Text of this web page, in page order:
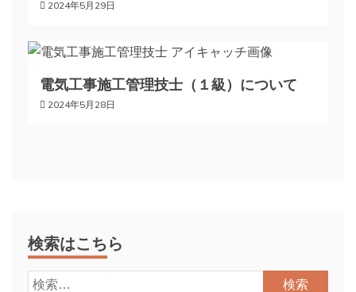
ン2024年5月29日
電気工事施工管理技士（１級）について
2024年5月28日
検索はこちら
検